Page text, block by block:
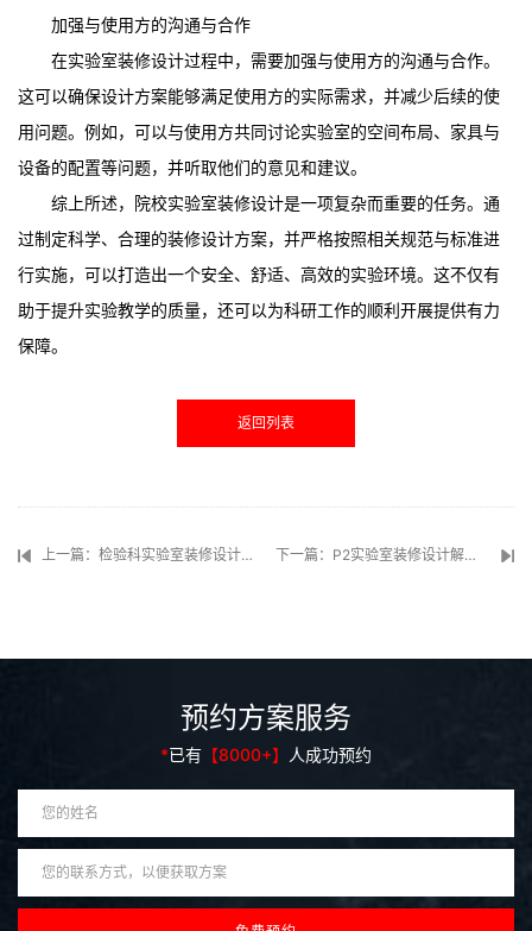
加强与使用方的沟通与合作
在实验室装修设计过程中，需要加强与使用方的沟通与合作。
这可以确保设计方案能够满足使用方的实际需求，并减少后续的使
用问题。例如，可以与使用方共同讨论实验室的空间布局、家具与
设备的配置等问题，并听取他们的意见和建议。
综上所述，院校实验室装修设计是一项复杂而重要的任务。通
过制定科学、合理的装修设计方案，并严格按照相关规范与标准进
行实施，可以打造出一个安全、舒适、高效的实验环境。这不仅有
助于提升实验教学的质量，还可以为科研工作的顺利开展提供有力
保障。
返回列表
上一篇：检验科实验室装修设计解决方案 下一篇：P2实验室装修设计解决方案
预约方案服务
*已有 【8000+】 人成功预约